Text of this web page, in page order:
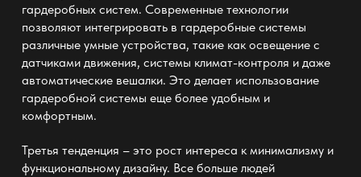
гардеробных систем. Современные технологии
позволяют интегрировать в гардеробные системы
различные умные устройства, такие как освещение с
датчиками движения, системы климат-контроля и даже
автоматические вешалки. Это делает использование
гардеробной системы еще более удобным и
комфортным.
Третья тенденция – это рост интереса к минимализму и
функциональному дизайну. Все больше людей